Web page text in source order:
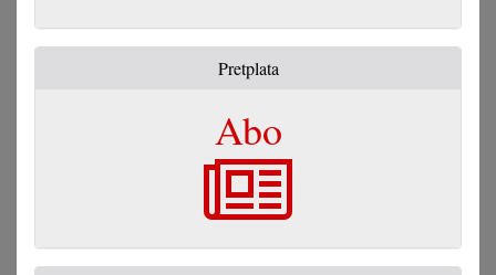
Pretplata
Abo